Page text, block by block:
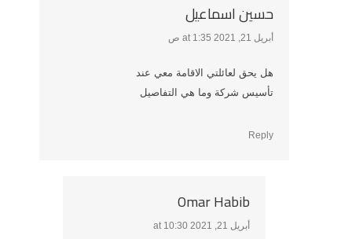
حسين اسماعيل
says:
أبريل 21, 2021 at 1:35 ص
هل يحق لعائلتي الاقامة معي عند
تأسيس شركة وما هي التفاصيل
Reply
Omar Habib
says: أبريل 21, 2021 at 10:30